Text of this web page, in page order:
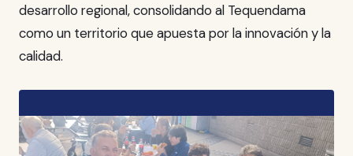
desarrollo regional, consolidando al Tequendama
como un territorio que apuesta por la innovación y la
calidad.